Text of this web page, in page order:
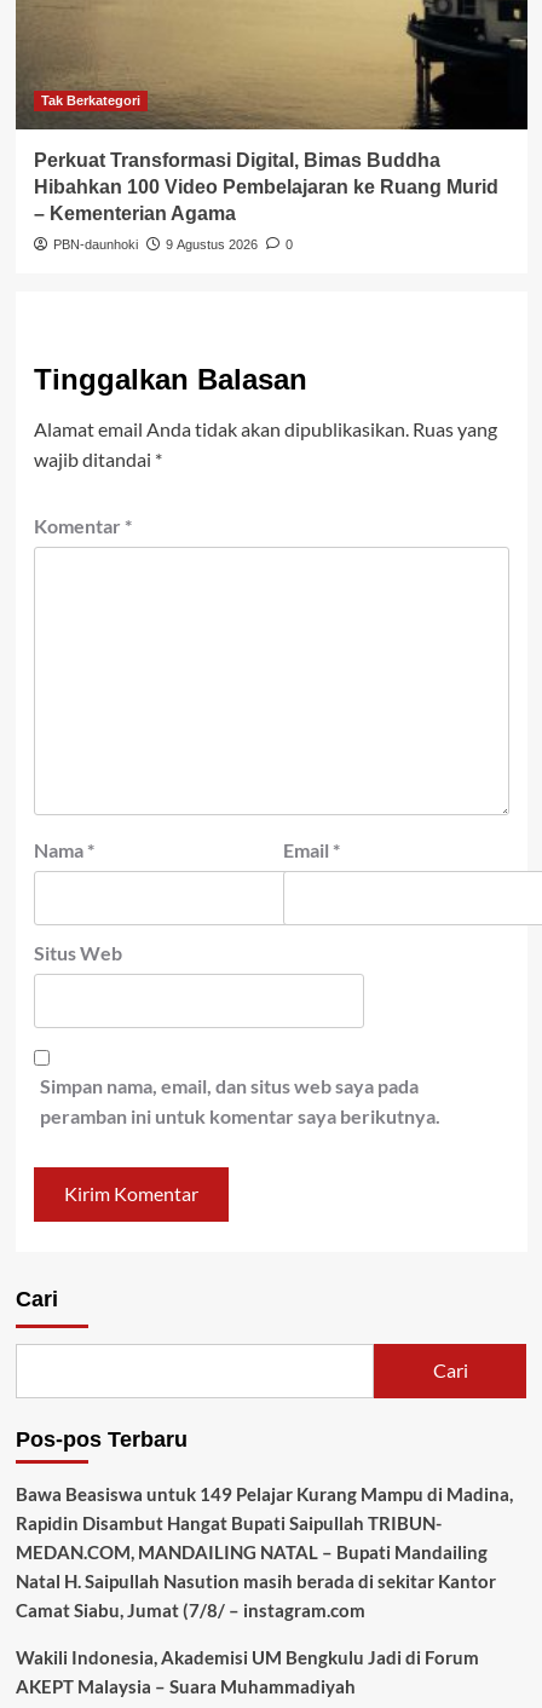
Tak Berkategori
Perkuat Transformasi Digital, Bimas Buddha
Hibahkan 100 Video Pembelajaran ke Ruang Murid
– Kementerian Agama
PBN-daunhoki 9 Agustus 2026 0
Tinggalkan Balasan
Alamat email Anda tidak akan dipublikasikan. Ruas yang
wajib ditandai *
Komentar *
Nama * Email *
Situs Web
Simpan nama, email, dan situs web saya pada
peramban ini untuk komentar saya berikutnya.
Cari
Cari
Pos-pos Terbaru
Bawa Beasiswa untuk 149 Pelajar Kurang Mampu di Madina,
Rapidin Disambut Hangat Bupati Saipullah TRIBUN-
MEDAN.COM, MANDAILING NATAL – Bupati Mandailing
Natal H. Saipullah Nasution masih berada di sekitar Kantor
Camat Siabu, Jumat (7/8/ – instagram.com
Wakili Indonesia, Akademisi UM Bengkulu Jadi di Forum
AKEPT Malaysia – Suara Muhammadiyah